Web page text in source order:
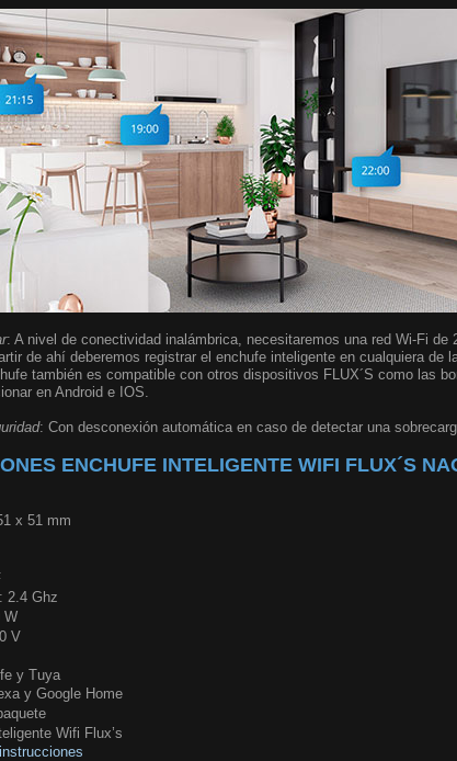
: A nivel de conectividad inalámbrica, necesitaremos una red Wi-Fi de
de ahí deberemos registrar el enchufe inteligente en cualquiera de
también es compatible con otros dispositivos FLUX´S como las
en Android e IOS.
: Con desconexión automática en caso de detectar una
ENCHUFE INTELIGENTE WIFI FLUX´S
x 51 mm
2.4 Ghz
W
V
y Tuya
y Google Home
Wifi Flux’s